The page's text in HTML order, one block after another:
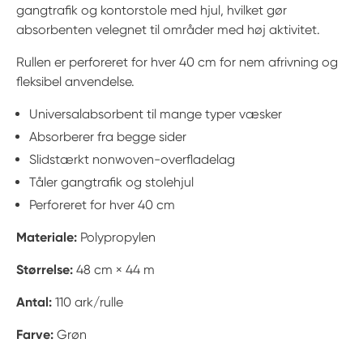
gangtrafik og kontorstole med hjul, hvilket gør
absorbenten velegnet til områder med høj aktivitet.
Rullen er perforeret for hver 40 cm for nem afrivning og
fleksibel anvendelse.
Universalabsorbent til mange typer væsker
Absorberer fra begge sider
Slidstærkt nonwoven-overfladelag
Tåler gangtrafik og stolehjul
Perforeret for hver 40 cm
Materiale: Polypropylen
Størrelse: 48 cm × 44 m
Antal: 110 ark/rulle
Farve: Grøn